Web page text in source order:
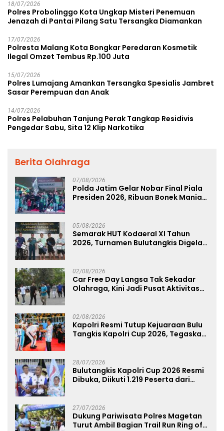
18/07/2026
Polres Probolinggo Kota Ungkap Misteri Penemuan
Jenazah di Pantai Pilang Satu Tersangka Diamankan
17/07/2026
Polresta Malang Kota Bongkar Peredaran Kosmetik
Ilegal Omzet Tembus Rp.100 Juta
15/07/2026
Polres Lumajang Amankan Tersangka Spesialis Jambret
Sasar Perempuan dan Anak
14/07/2026
Polres Pelabuhan Tanjung Perak Tangkap Residivis
Pengedar Sabu, Sita 12 Klip Narkotika
Berita Olahraga
07/08/2026
Polda Jatim Gelar Nobar Final Piala
Presiden 2026, Ribuan Bonek Mania
05/08/2026
Semarak HUT Kodaeral XI Tahun
2026, Turnamen Bulutangkis Digelar
02/08/2026
Car Free Day Langsa Tak Sekadar
Olahraga, Kini Jadi Pusat Aktivitas
02/08/2026
Kapolri Resmi Tutup Kejuaraan Bulu
Tangkis Kapolri Cup 2026, Tegaskan
28/07/2026
Bulutangkis Kapolri Cup 2026 Resmi
Dibuka, Diikuti 1.219 Peserta dari
27/07/2026
Dukung Pariwisata Polres Magetan
Turut Ambil Bagian Trail Run Ring of